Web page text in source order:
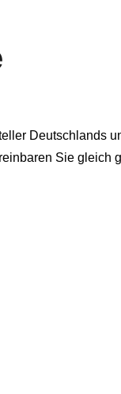
Deutschlands
Sie gleich